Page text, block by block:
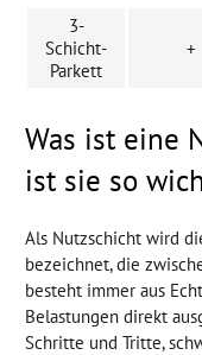
3-
Schicht-
Parkett
+
Was ist eine
ist sie so
Als Nutzschicht wird
bezeichnet, die
besteht immer aus
Belastungen direkt
Schritte und Tritte,